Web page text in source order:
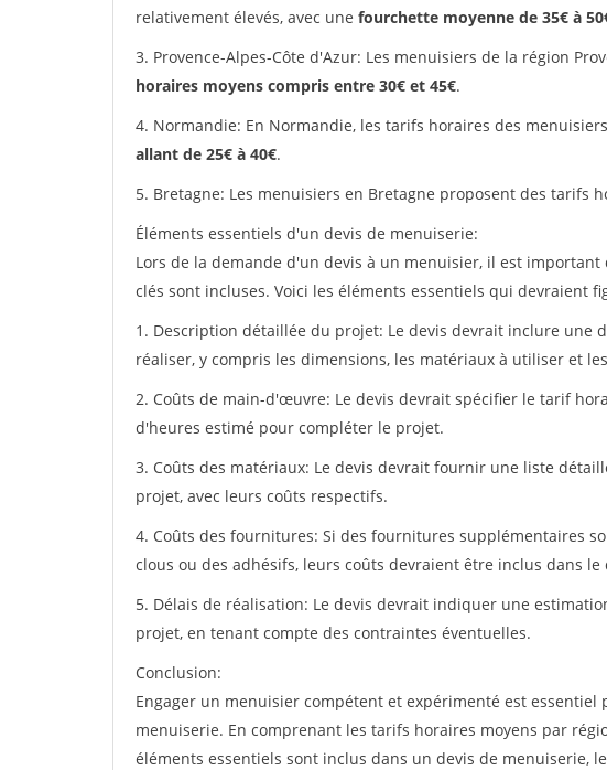
relativement élevés, avec une fourchette moyenne de 35€ à
3. Provence-Alpes-Côte d'Azur: Les menuisiers de la région
horaires moyens compris entre 30€ et 45€.
4. Normandie: En Normandie, les tarifs horaires des
allant de 25€ à 40€.
5. Bretagne: Les menuisiers en Bretagne proposent des tarifs
Éléments essentiels d'un devis de menuiserie:
Lors de la demande d'un devis à un menuisier, il est
clés sont incluses. Voici les éléments essentiels qui devraient
1. Description détaillée du projet: Le devis devrait inclure une
réaliser, y compris les dimensions, les matériaux à utiliser et
2. Coûts de main-d'œuvre: Le devis devrait spécifier le tarif
d'heures estimé pour compléter le projet.
3. Coûts des matériaux: Le devis devrait fournir une liste
projet, avec leurs coûts respectifs.
4. Coûts des fournitures: Si des fournitures supplémentaires
clous ou des adhésifs, leurs coûts devraient être inclus dans le
5. Délais de réalisation: Le devis devrait indiquer une
projet, en tenant compte des contraintes éventuelles.
Conclusion:
Engager un menuisier compétent et expérimenté est
menuiserie. En comprenant les tarifs horaires moyens par
éléments essentiels sont inclus dans un devis de menuiserie,